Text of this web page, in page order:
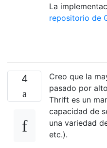
La
repositorio de
4
Creo que la
pasado por
Thrift es un
capacidad de
una variedad
etc.).